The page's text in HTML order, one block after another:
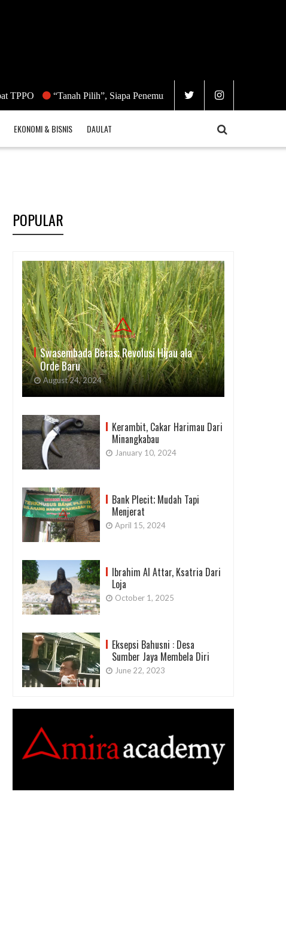
“Tanah Pilih”, Siapa Penemunya? Nuklir Bukan Energi
EKONOMI & BISNIS DAULAT
POPULAR
Swasembada Beras; Revolusi Hijau ala
Orde Baru
August 24, 2024
Kerambit, Cakar Harimau Dari
Minangkabau
January 10, 2024
Bank Plecit; Mudah Tapi
Menjerat
April 15, 2024
Ibrahim Al Attar, Ksatria Dari
Loja
October 1, 2025
Eksepsi Bahusni : Desa
Sumber Jaya Membela Diri
June 22, 2023